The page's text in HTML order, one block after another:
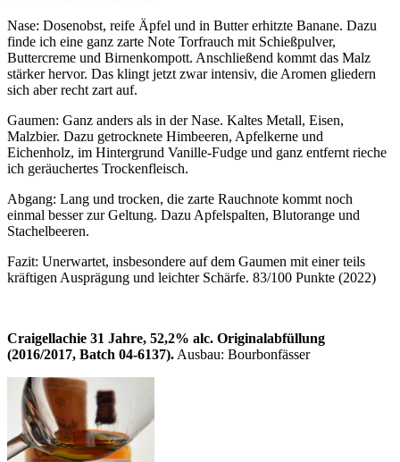
Nase: Dosenobst, reife Äpfel und in Butter erhitzte Banane. Dazu
finde ich eine ganz zarte Note Torfrauch mit Schießpulver,
Buttercreme und Birnenkompott. Anschließend kommt das Malz
stärker hervor. Das klingt jetzt zwar intensiv, die Aromen gliedern
sich aber recht zart auf.
Gaumen: Ganz anders als in der Nase. Kaltes Metall, Eisen,
Malzbier. Dazu getrocknete Himbeeren, Apfelkerne und
Eichenholz, im Hintergrund Vanille-Fudge und ganz entfernt rieche
ich geräuchertes Trockenfleisch.
Abgang: Lang und trocken, die zarte Rauchnote kommt noch
einmal besser zur Geltung. Dazu Apfelspalten, Blutorange und
Stachelbeeren.
Fazit: Unerwartet, insbesondere auf dem Gaumen mit einer teils
kräftigen Ausprägung und leichter Schärfe. 83/100 Punkte (2022)
Craigellachie 31 Jahre, 52,2% alc. Originalabfüllung
(2016/2017, Batch 04-6137). Ausbau: Bourbonfässer